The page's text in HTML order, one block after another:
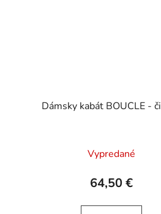
Dámsky
Vypredané
64,50 €